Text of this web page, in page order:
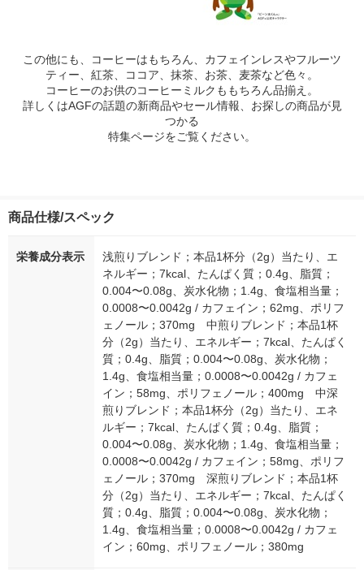
この他にも、コーヒーはもちろん、カフェインレスやフルーツ
ティー、紅茶、ココア、抹茶、お茶、麦茶など色々。
コーヒーのお供のコーヒーミルクももちろん品揃え。
詳しくはAGFの話題の新商品やセール情報、お探しの商品が見
つかる
特集ページをご覧ください。
商品仕様/スペック
栄養成分表示
浅煎りブレンド；本品1杯分（2g）当たり、エ
ネルギー；7kcal、たんぱく質；0.4g、脂質；
0.004〜0.08g、炭水化物；1.4g、食塩相当量；
0.0008〜0.0042g / カフェイン；62mg、ポリフ
ェノール；370mg 中煎りブレンド；本品1杯
分（2g）当たり、エネルギー；7kcal、たんぱく
質；0.4g、脂質；0.004〜0.08g、炭水化物；
1.4g、食塩相当量；0.0008〜0.0042g / カフェ
イン；58mg、ポリフェノール；400mg 中深
煎りブレンド；本品1杯分（2g）当たり、エネ
ルギー；7kcal、たんぱく質；0.4g、脂質；
0.004〜0.08g、炭水化物；1.4g、食塩相当量；
0.0008〜0.0042g / カフェイン；58mg、ポリフ
ェノール；370mg 深煎りブレンド；本品1杯
分（2g）当たり、エネルギー；7kcal、たんぱく
質；0.4g、脂質；0.004〜0.08g、炭水化物；
1.4g、食塩相当量；0.0008〜0.0042g / カフェ
イン；60mg、ポリフェノール；380mg